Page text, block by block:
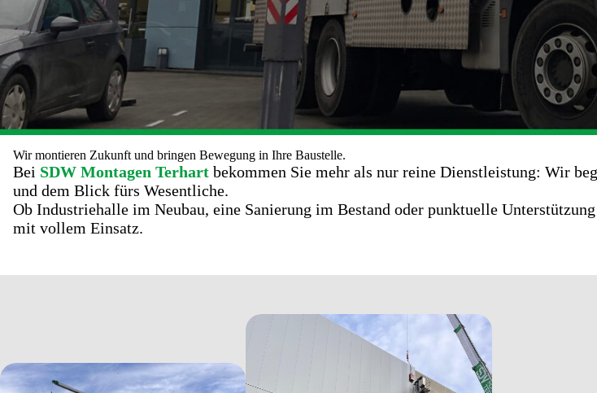
Wir montieren Zukunft und bringen Bewegung in Ihre Baustelle.
Bei SDW Montagen Terhart bekommen Sie mehr als nur reine Dienstleistung: Wir
und dem Blick fürs Wesentliche.
Ob Industriehalle im Neubau, eine Sanierung im Bestand oder punktuelle
mit vollem Einsatz.